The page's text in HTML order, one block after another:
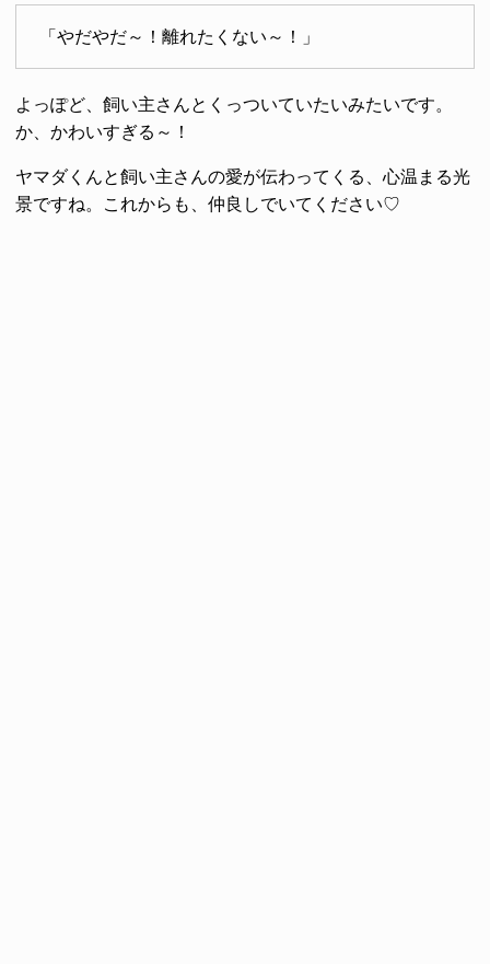
「やだやだ～！離れたくない～！」
よっぽど、飼い主さんとくっついていたいみたいです。
か、かわいすぎる～！
ヤマダくんと飼い主さんの愛が伝わってくる、心温まる光
景ですね。これからも、仲良しでいてください♡